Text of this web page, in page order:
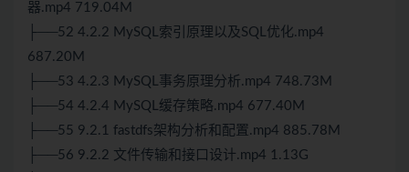
器.mp4 719.04M
├──52 4.2.2 MySQL索引原理以及SQL优化.mp4
687.20M
├──53 4.2.3 MySQL事务原理分析.mp4 748.73M
├──54 4.2.4 MySQL缓存策略.mp4 677.40M
├──55 9.2.1 fastdfs架构分析和配置.mp4 885.78M
├──56 9.2.2 文件传输和接口设计.mp4 1.13G